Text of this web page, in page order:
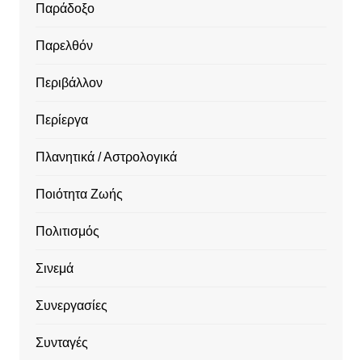
Παράδοξο
Παρελθόν
Περιβάλλον
Περίεργα
Πλανητικά / Αστρολογικά
Ποιότητα Ζωής
Πολιτισμός
Σινεμά
Συνεργασίες
Συνταγές